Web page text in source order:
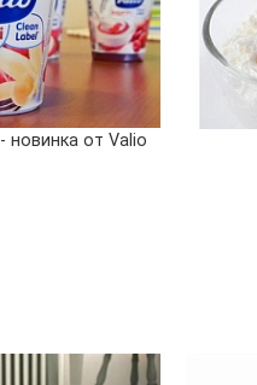
новинка от Valio